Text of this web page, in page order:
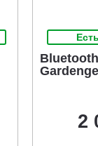
2